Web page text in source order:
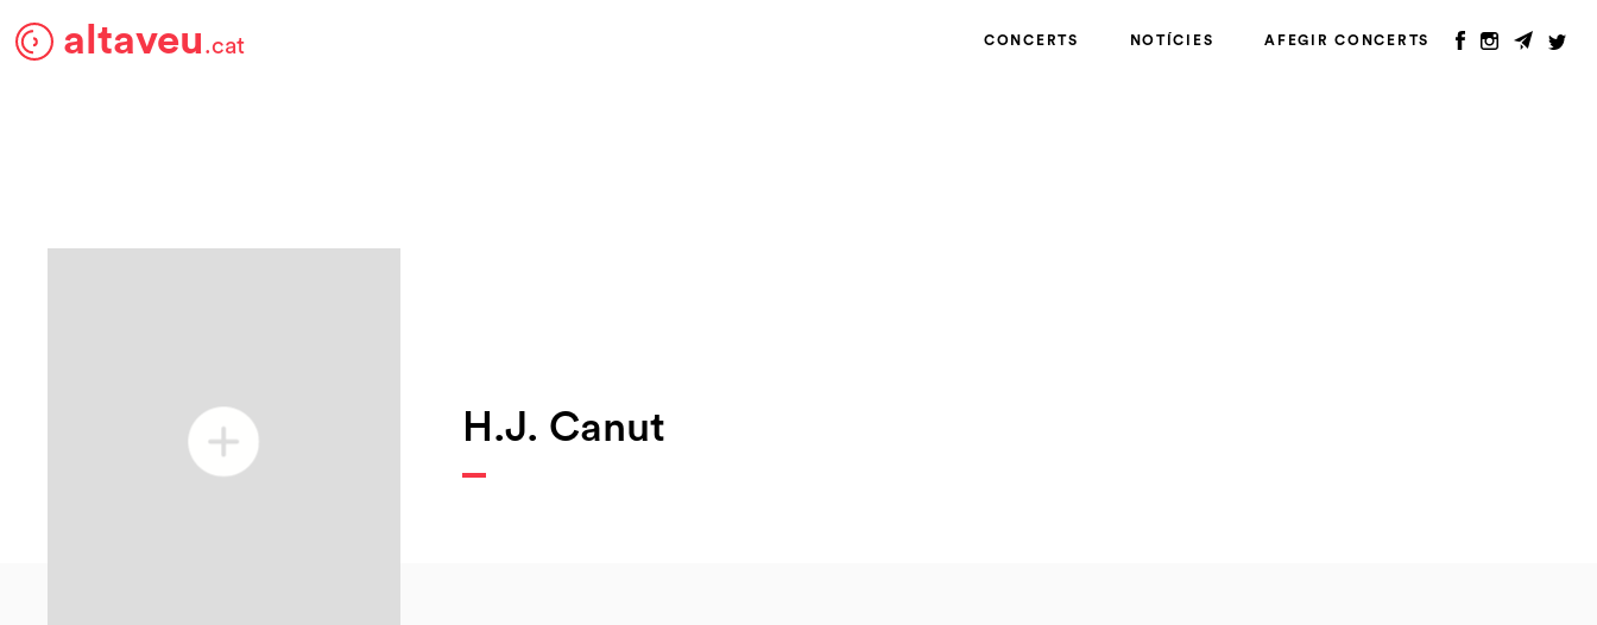
altaveu.cat CONCERTS NOTÍCIES AFEGIR CONCERTS
H.J. Canut